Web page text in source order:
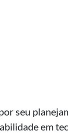
seu
em